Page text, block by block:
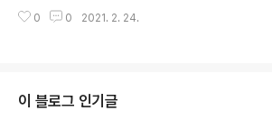
생성하기 [Alibaba cloud] ECS ..
A. 디스크를 초기화하는 방법 2-B. 디스크를 전면 교체하
가 있지만 ECS가 실행 상태이기 때문에 버튼이 비활성화
되있다. Stop 클릭 OK 를 클릭하여 인스턴스를 중지한다.
0 0 2021. 2. 24.
이 블로그 인기글